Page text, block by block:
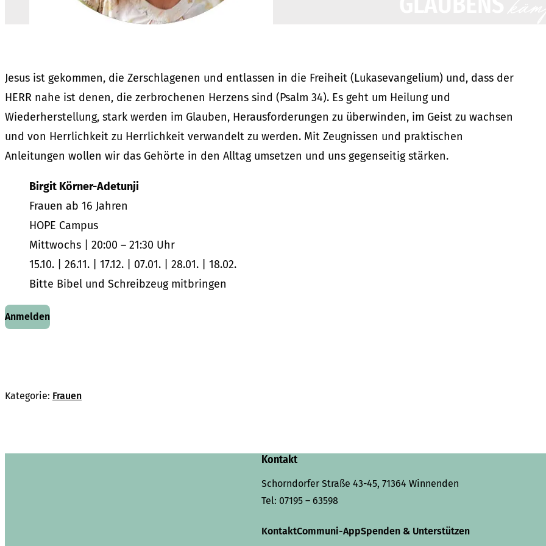
Jesus ist gekommen, die Zerschlagenen und entlassen in die Freiheit (Lukasevangelium) und, dass der
HERR nahe ist denen, die zerbrochenen Herzens sind (Psalm 34). Es geht um Heilung und
Wiederherstellung, stark werden im Glauben, Herausforderungen zu überwinden, im Geist zu wachsen
und von Herrlichkeit zu Herrlichkeit verwandelt zu werden. Mit Zeugnissen und praktischen
Anleitungen wollen wir das Gehörte in den Alltag umsetzen und uns gegenseitig stärken.
Birgit Körner-Adetunji
Frauen ab 16 Jahren
HOPE Campus
Mittwochs | 20:00 – 21:30 Uhr
15.10. | 26.11. | 17.12. | 07.01. | 28.01. | 18.02.
Bitte Bibel und Schreibzeug mitbringen
Anmelden
Kategorie: Frauen
Kontakt
Schorndorfer Straße 43-45, 71364 Winnenden
Tel: 07195 – 63598
KontaktCommuni-AppSpenden & Unterstützen